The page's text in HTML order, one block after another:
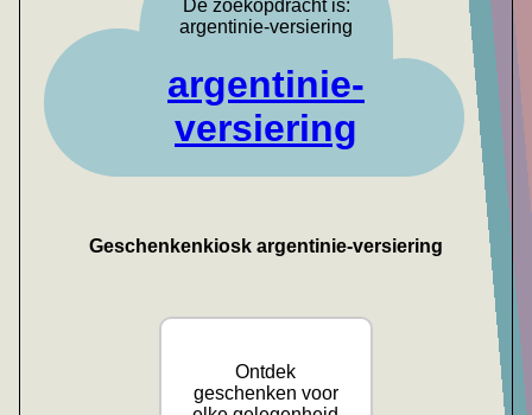
De zoekopdracht is:
argentinie-versiering
argentinie-
versiering
Geschenkenkiosk argentinie-versiering
Ontdek
geschenken voor